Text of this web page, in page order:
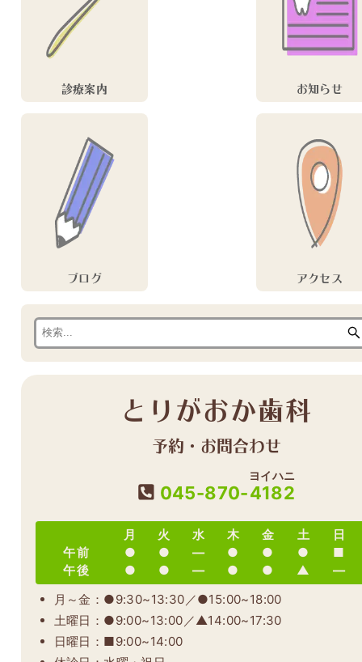
診療案内 お知らせ
ブログ アクセス
とりがおか歯科
予約・お問合わせ
045-870-4182
ヨイハニ
月 火 水 木 金 土
日
午前
● ● ― ● ● ●
■
午後
● ● ― ● ● ▲
―
月～金：●9:30~13:30／●15:00~18:00
土曜日：●9:00~13:00／▲14:00~17:30
日曜日：■9:00~14:00